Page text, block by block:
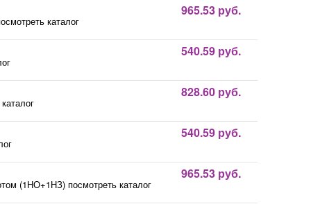
каталог
965.53 руб.
540.59 руб.
828.60 руб.
540.59 руб.
(1НО+1НЗ) посмотреть каталог
965.53 руб.